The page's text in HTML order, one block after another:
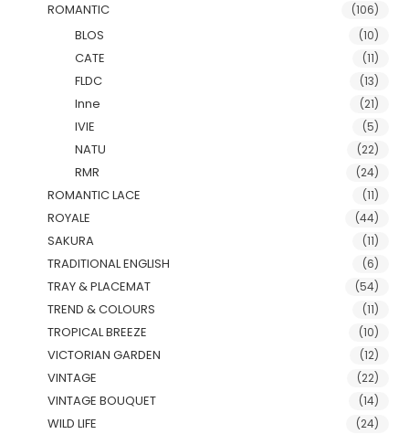
ROMANTIC (106)
BLOS (10)
CATE (11)
FLDC (13)
Inne (21)
IVIE (5)
NATU (22)
RMR (24)
ROMANTIC LACE (11)
ROYALE (44)
SAKURA (11)
TRADITIONAL ENGLISH (6)
TRAY & PLACEMAT (54)
TREND & COLOURS (11)
TROPICAL BREEZE (10)
VICTORIAN GARDEN (12)
VINTAGE (22)
VINTAGE BOUQUET (14)
WILD LIFE (24)